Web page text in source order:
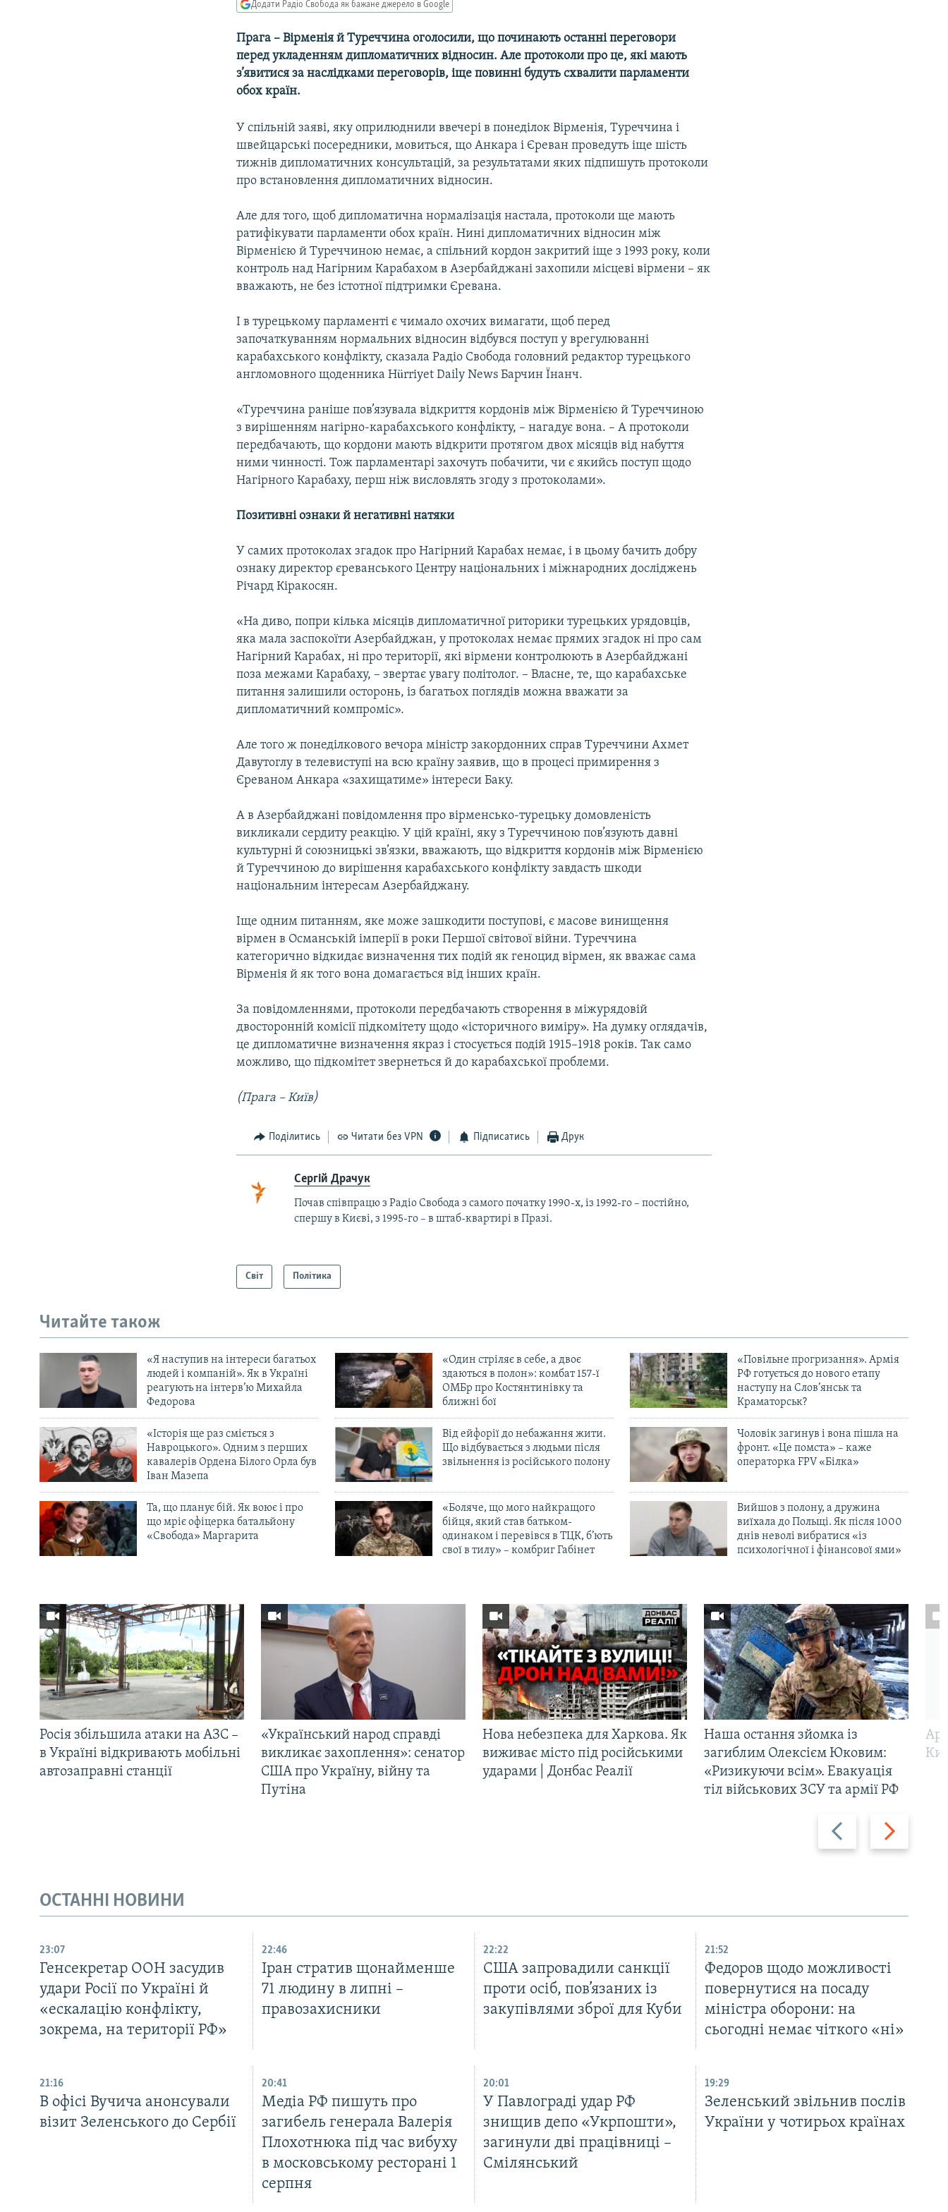
Додати Радіо Свобода як бажане джерело в Google
Прага – Вірменія й Туреччина оголосили, що починають останні переговори
перед укладенням дипломатичних відносин. Але протоколи про це, які мають
з’явитися за наслідками переговорів, іще повинні будуть схвалити парламенти
обох країн.
У спільній заяві, яку оприлюднили ввечері в понеділок Вірменія, Туреччина і
швейцарські посередники, мовиться, що Анкара і Єреван проведуть іще шість
тижнів дипломатичних консультацій, за результатами яких підпишуть протоколи
про встановлення дипломатичних відносин.
Але для того, щоб дипломатична нормалізація настала, протоколи ще мають
ратифікувати парламенти обох країн. Нині дипломатичних відносин між
Вірменією й Туреччиною немає, а спільний кордон закритий іще з 1993 року, коли
контроль над Нагірним Карабахом в Азербайджані захопили місцеві вірмени – як
вважають, не без істотної підтримки Єревана.
І в турецькому парламенті є чимало охочих вимагати, щоб перед
започаткуванням нормальних відносин відбувся поступ у врегулюванні
карабахського конфлікту, сказала Радіо Свобода головний редактор турецького
англомовного щоденника Hürriyet Daily News Барчин Їнанч.
«Туреччина раніше пов’язувала відкриття кордонів між Вірменією й Туреччиною
з вирішенням нагірно-карабахського конфлікту, – нагадує вона. – А протоколи
передбачають, що кордони мають відкрити протягом двох місяців від набуття
ними чинності. Тож парламентарі захочуть побачити, чи є якийсь поступ щодо
Нагірного Карабаху, перш ніж висловлять згоду з протоколами».
Позитивні ознаки й негативні натяки
У самих протоколах згадок про Нагірний Карабах немає, і в цьому бачить добру
ознаку директор єреванського Центру національних і міжнародних досліджень
Річард Кіракосян.
«На диво, попри кілька місяців дипломатичної риторики турецьких урядовців,
яка мала заспокоїти Азербайджан, у протоколах немає прямих згадок ні про сам
Нагірний Карабах, ні про території, які вірмени контролюють в Азербайджані
поза межами Карабаху, – звертає увагу політолог. – Власне, те, що карабахське
питання залишили осторонь, із багатьох поглядів можна вважати за
дипломатичний компроміс».
Але того ж понеділкового вечора міністр закордонних справ Туреччини Ахмет
Давутоглу в телевиступі на всю країну заявив, що в процесі примирення з
Єреваном Анкара «захищатиме» інтереси Баку.
А в Азербайджані повідомлення про вірменсько-турецьку домовленість
викликали сердиту реакцію. У цій країні, яку з Туреччиною пов’язують давні
культурні й союзницькі зв’язки, вважають, що відкриття кордонів між Вірменією
й Туреччиною до вирішення карабахського конфлікту завдасть шкоди
національним інтересам Азербайджану.
Іще одним питанням, яке може зашкодити поступові, є масове винищення
вірмен в Османській імперії в роки Першої світової війни. Туреччина
категорично відкидає визначення тих подій як геноцид вірмен, як вважає сама
Вірменія й як того вона домагається від інших країн.
За повідомленнями, протоколи передбачають створення в міжурядовій
двосторонній комісії підкомітету щодо «історичного виміру». На думку оглядачів,
це дипломатичне визначення якраз і стосується подій 1915–1918 років. Так само
можливо, що підкомітет звернеться й до карабахської проблеми.
(Прага – Київ)
Поділитись Читати без VPN Підписатись Друк
Сергій Драчук
Почав співпрацю з Радіо Свобода з самого початку 1990-х, із 1992-го – постійно,
спершу в Києві, з 1995-го – в штаб-квартирі в Празі.
Світ Політика
Читайте також
«Я наступив на інтереси багатьох
людей і компаній». Як в Україні
реагують на інтерв’ю Михайла
Федорова
«Один стріляє в себе, а двоє
здаються в полон»: комбат 157-ї
ОМБр про Костянтинівку та
ближні бої
«Повільне прогризання». Армія
РФ готується до нового етапу
наступу на Слов’янськ та
Краматорськ?
«Історія ще раз сміється з
Навроцького». Одним з перших
кавалерів Ордена Білого Орла був
Іван Мазепа
Від ейфорії до небажання жити.
Що відбувається з людьми після
звільнення із російського полону
Чоловік загинув і вона пішла на
фронт. «Це помста» – каже
операторка FPV «Білка»
Та, що планує бій. Як воює і про
що мріє офіцерка батальйону
«Свобода» Маргарита
«Боляче, що мого найкращого
бійця, який став батьком-
одинаком і перевівся в ТЦК, б’ють
свої в тилу» – комбриг Габінет
Вийшов з полону, а дружина
виїхала до Польщі. Як після 1000
днів неволі вибратися «із
психологічної і фінансової ями»
Назад Вперед
Росія збільшила атаки на АЗС –
в Україні відкривають мобільні
автозаправні станції
«Український народ справді
викликає захоплення»: сенатор
США про Україну, війну та
Путіна
Нова небезпека для Харкова. Як
виживає місто під російськими
ударами | Донбас Реалії
Наша остання зйомка із
загиблим Олексієм Юковим:
«Ризикуючи всім». Евакуація
тіл військових ЗСУ та армії РФ
ОСТАННІ НОВИНИ
23:07
Генсекретар ООН засудив
удари Росії по Україні й
«ескалацію конфлікту,
зокрема, на території РФ»
22:46
Іран стратив щонайменше
71 людину в липні –
правозахисники
22:22
США запровадили санкції
проти осіб, пов’язаних із
закупівлями зброї для Куби
21:52
Федоров щодо можливості
повернутися на посаду
міністра оборони: на
сьогодні немає чіткого «ні»
21:16
В офісі Вучича анонсували
візит Зеленського до Сербії
20:41
Медіа РФ пишуть про
загибель генерала Валерія
Плохотнюка під час вибуху
в московському ресторані 1
серпня
20:01
У Павлограді удар РФ
знищив депо «Укрпошти»,
загинули дві працівниці –
Смілянський
19:29
Зеленський звільнив послів
України у чотирьох країнах